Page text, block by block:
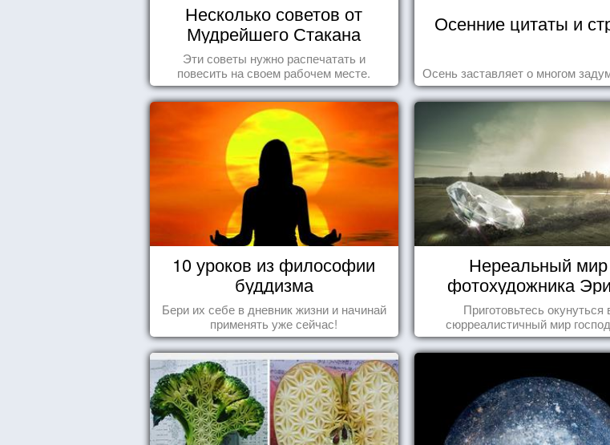
Несколько советов от
Мудрейшего Стакана
Эти советы нужно распечатать и
повесить на своем рабочем месте.
Осенние цитаты и
Осень заставляет о многом
10 уроков из философии
буддизма
Бери их себе в дневник жизни и начинай
применять уже сейчас!
Нереальный мир
фотохудожника
Йоханссона
Приготовьтесь окунуться
сюрреалистичный мир
Йоханссона